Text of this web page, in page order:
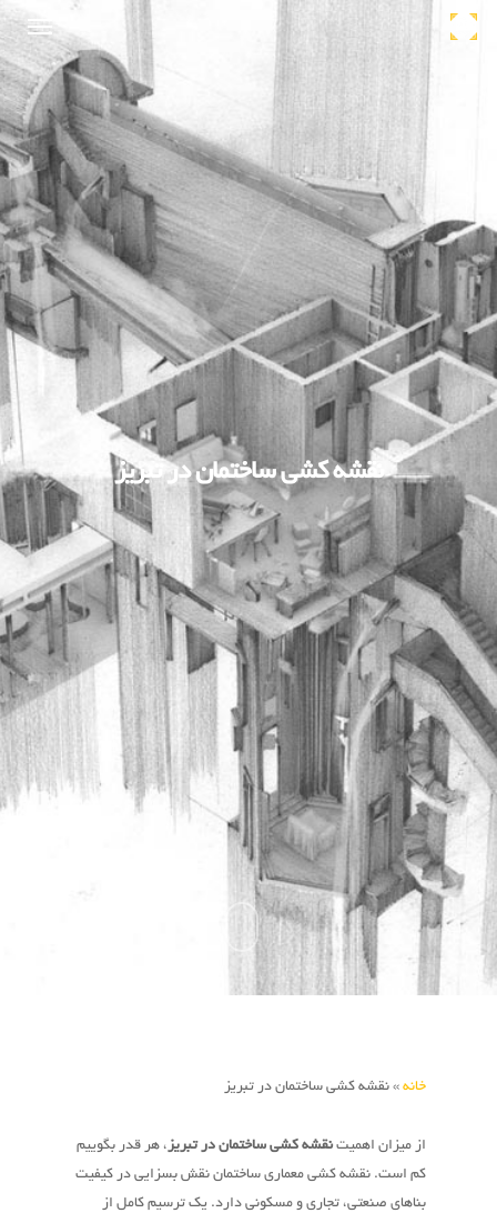
نقشه کشی ساختمان در تبریز
خانه » نقشه کشی ساختمان در تبریز
از میزان اهمیت نقشه کشی ساختمان در تبریز، هر قدر بگوییم
کم است. نقشه کشی معماری ساختمان نقش بسزایی در کیفیت
بناهای صنعتی، تجاری و مسکونی دارد. یک ترسیم کامل از